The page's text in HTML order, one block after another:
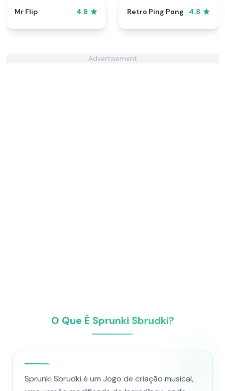
Mr Flip 4.8 Retro Ping Pong 4.8
Advertisement
O Que É Sprunki Sbrudki?
Sprunki Sbrudki é um Jogo de criação musical,